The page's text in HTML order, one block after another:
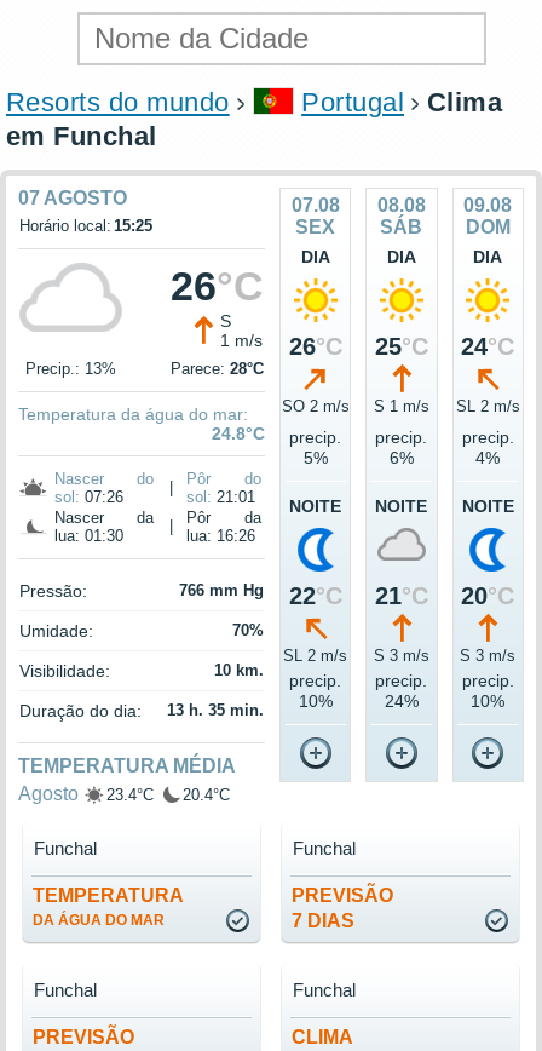
Resorts do mundo Portugal
Clima
em Funchal
07 AGOSTO
Horário local: 15:25
26°C
S
1 m/s
Precip.: 13% Parece: 28°C
Temperatura da água do mar:
24.8°C
Nascer do
sol: 07:26
Pôr do
sol: 21:01
Nascer da
lua: 01:30
Pôr da
lua: 16:26
Pressão: 766 mm Hg
Umidade: 70%
Visibilidade: 10 km.
Duração do dia: 13 h. 35 min.
TEMPERATURA MÉDIA
Agosto
23.4°C 20.4°C
07.08
SEX
DIA
26°C
SO 2 m/s
precip.
5%
NOITE
22°C
SL 2 m/s
precip.
10%
08.08
SÁB
DIA
25°C
S 1 m/s
precip.
6%
NOITE
21°C
S 3 m/s
precip.
24%
09.08
DOM
DIA
24°C
SL 2 m/s
precip.
4%
NOITE
20°C
S 3 m/s
precip.
10%
TEMPERATURA
DA ÁGUA DO MAR
Funchal
PREVISÃO
7 DIAS
Funchal
PREVISÃO
Funchal
CLIMA
Funchal